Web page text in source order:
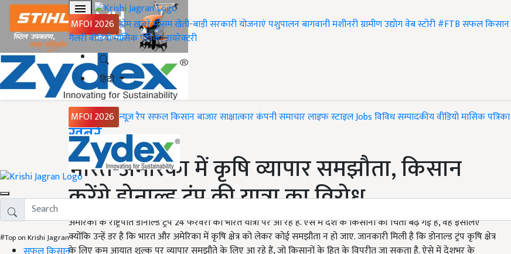
MFOI 2026 होमख़बरेंमौसमखेती-बाड़ीसरकारी योजनाएंपशुपालनबागवानीमशीनरीग्रामीण उद्योगवेब स्टोरी#FTBसफल किसान
गैलरीवीडियोमासिक पत्रिकाडायरेक्टरी
हिंदी
MFOI 2026 न्यूज़ रैपसफल किसानबाजारसाक्षात्कारकंपनी समाचारलाइफ स्टाइलJobsविविधसम्पादकीयवीडियोमासिक पत्रिका
#Top on Krishi Jagran
Home
ख़बरें
भारत-अमेरिका में कृषि व्यापार समझौता, किसान
करेंगे डोनाल्ड ट्रंप की यात्रा का विरोध
अमेरिका के राष्ट्रपति डोनाल्ड ट्रंप 24 फरवरी को भारत यात्रा पर आ रहे हैं. ऐसे में देश के किसानों की चिंता बढ़ गई है, वह इसलिए
क्योंकि उन्हें डर है कि भारत और अमेरिका में कृषि क्षेत्र को लेकर कोई समझौता न हो जाए. जानकारी मिली है कि डोनाल्ड ट्रंप कृषि क्षेत्र
के लिए कम आयात शुल्क पर व्यापार समझौते के लिए आ रहे हैं, जो किसानों के हित के विपरीत जा सकता है. ऐसे में देशभर के